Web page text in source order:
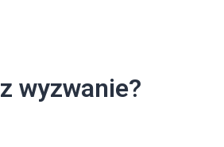
wyzwanie?